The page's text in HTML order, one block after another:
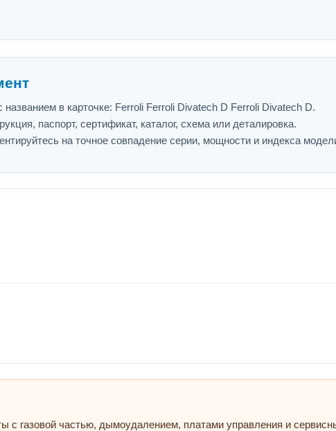
в карточке: Ferroli Ferroli Divatech D Ferroli Divatech D.
паспорт, сертификат, каталог, схема или деталировка.
на точное совпадение серии, мощности и индекса
с газовой частью, дымоудалением, платами управления и